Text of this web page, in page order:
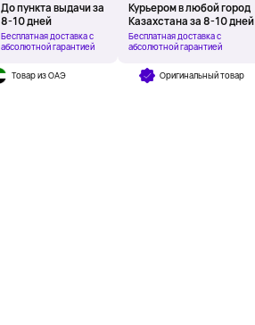
До пункта выдачи за
8-10 дней
Бесплатная доставка с
абсолютной гарантией
Курьером в любой город
Казахстана за 8-10 дней
Бесплатная доставка с
абсолютной гарантией
Товар из ОАЭ Оригинальный товар